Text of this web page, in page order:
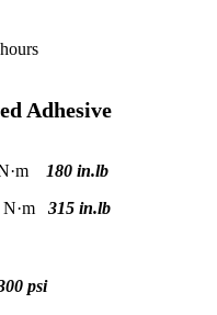
Adhesive
180 in.lb
N·m 315 in.lb
psi